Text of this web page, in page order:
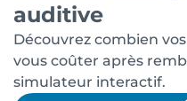
auditive
Découvrez combien
vous coûter après
simulateur interactif.